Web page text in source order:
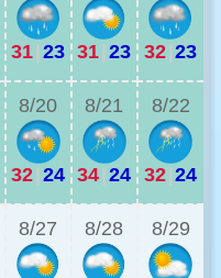
31|23 31|23 32|23
8/20
32|24
8/21
34|24
8/22
32|24
8/27 8/28 8/29